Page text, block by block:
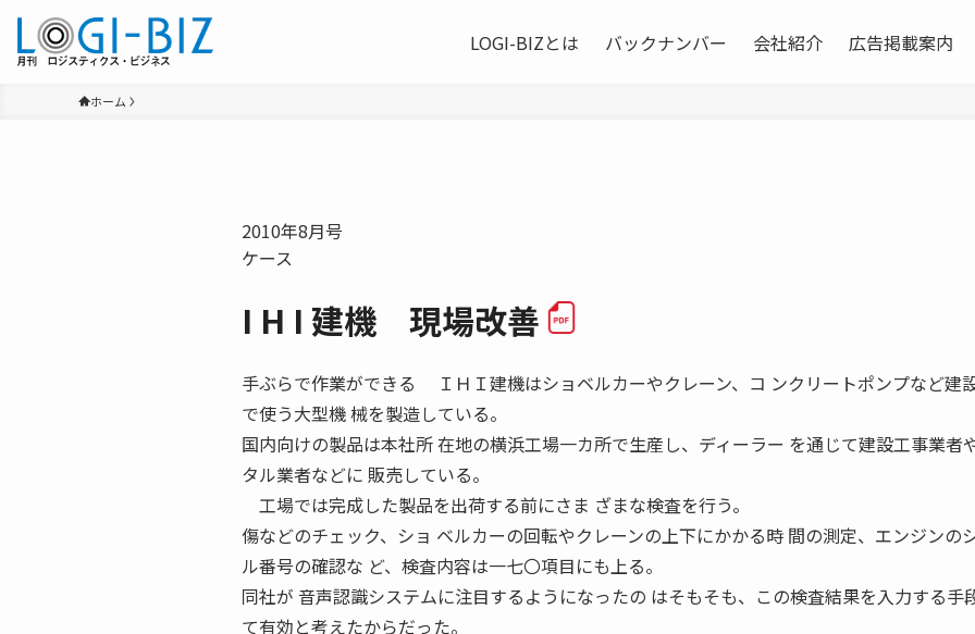
LOGI-BIZとは バックナンバー 会社紹介 広告掲載案内
ホーム
2010年8月号
ケース
I H I 建機 現場改善
手ぶらで作業ができる ＩＨＩ建機はショベルカーやクレーン、コ ンクリートポンプなど建
で使う大型機 械を製造している。
国内向けの製品は本社所 在地の横浜工場一カ所で生産し、ディーラー を通じて建設工事業者
タル業者などに 販売している。
工場では完成した製品を出荷する前にさま ざまな検査を行う。
傷などのチェック、ショ ベルカーの回転やクレーンの上下にかかる時 間の測定、エンジンの
ル番号の確認な ど、検査内容は一七〇項目にも上る。
同社が 音声認識システムに注目するようになったの はそもそも、この検査結果を入力する手
て有効と考えたからだった。